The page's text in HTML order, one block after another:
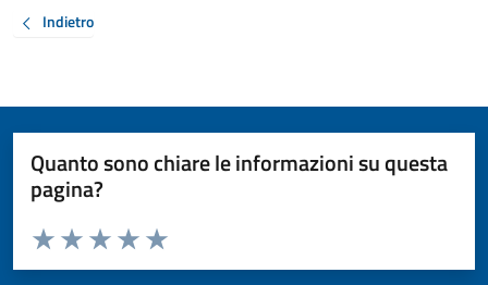
Indietro
Quanto sono chiare le informazioni su questa
pagina?
Valuta da 1 a 5 stelle la pagina
Valuta 5 stelle su 5
Valuta 4 stelle su 5
Valuta 3 stelle su 5
Valuta 2 stelle su 5
Valuta 1 stelle su 5